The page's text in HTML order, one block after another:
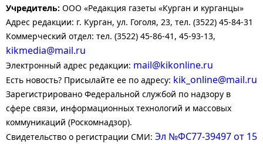
Учредитель: ООО «Редакция газеты «Курган и курганцы»
Адрес редакции: г. Курган, ул. Гоголя, 23, тел. (3522) 45-84-31
Коммерческий отдел: тел. (3522) 45-86-41, 45-93-13,
kikmedia@mail.ru
Электронный адрес редакции: mail@kikonline.ru
Есть новость? Присылайте ее по адресу: kik_online@mail.ru
Зарегистрировано Федеральной службой по надзору в
сфере связи, информационных технологий и массовых
коммуникаций (Роскомнадзор).
Свидетельство о регистрации СМИ: Эл №ФС77-39497 от 15